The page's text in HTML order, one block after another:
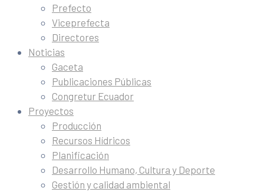
Prefecto
Viceprefecta
Directores
Noticias
Gaceta
Publicaciones Públicas
Congretur Ecuador
Proyectos
Producción
Recursos Hídricos
Planificación
Desarrollo Humano, Cultura y Deporte
Gestión y calidad ambiental